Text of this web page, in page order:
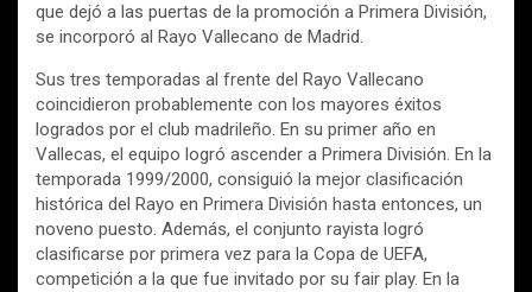
que dejó a las puertas de la promoción a Primera División,
se incorporó al Rayo Vallecano de Madrid.
Sus tres temporadas al frente del Rayo Vallecano
coincidieron probablemente con los mayores éxitos
logrados por el club madrileño. En su primer año en
Vallecas, el equipo logró ascender a Primera División. En la
temporada 1999/2000, consiguió la mejor clasificación
histórica del Rayo en Primera División hasta entonces, un
noveno puesto. Además, el conjunto rayista logró
clasificarse por primera vez para la Copa de UEFA,
competición a la que fue invitado por su fair play. En la